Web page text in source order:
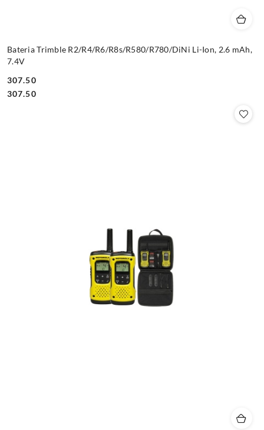
Bateria Trimble R2/R4/R6/R8s/R580/R780/DiNi Li-Ion, 2.6 mAh,
7.4V
Cena:
307.50
Cena:
307.50